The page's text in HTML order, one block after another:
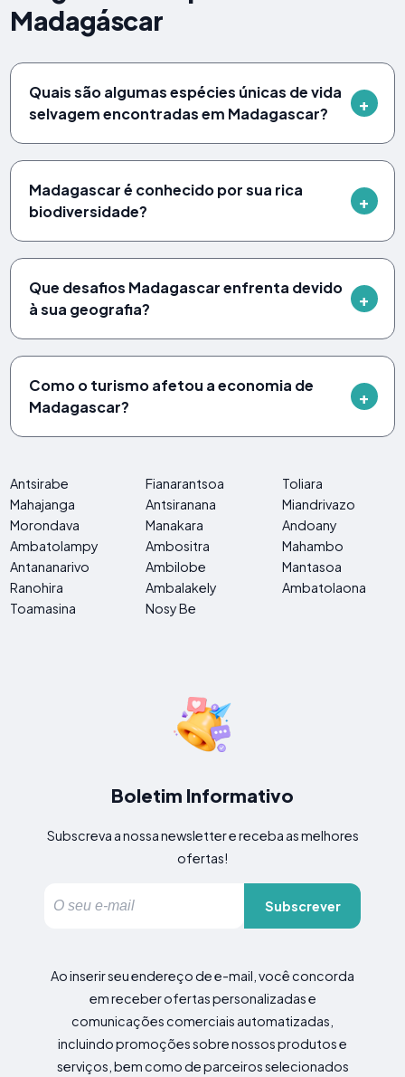
Madagáscar
Quais são algumas espécies únicas de vida
selvagem encontradas em Madagascar?
Madagascar é conhecido por sua rica
biodiversidade?
Que desafios Madagascar enfrenta devido
à sua geografia?
Como o turismo afetou a economia de
Madagascar?
Antsirabe Fianarantsoa
Toliara
Mahajanga
Antsiranana
Miandrivazo
Morondava
Manakara
Andoany
Ambatolampy
Ambositra
Mahambo
Antananarivo
Ambilobe
Mantasoa
Ranohira
Ambalakely
Ambatolaona
Toamasina
Nosy Be
Boletim Informativo
Subscreva a nossa newsletter e receba as melhores
ofertas!
Subscrever
Ao inserir seu endereço de e-mail, você concorda
em receber ofertas personalizadas e
comunicações comerciais automatizadas,
incluindo promoções sobre nossos produtos e
serviços, bem como de parceiros selecionados